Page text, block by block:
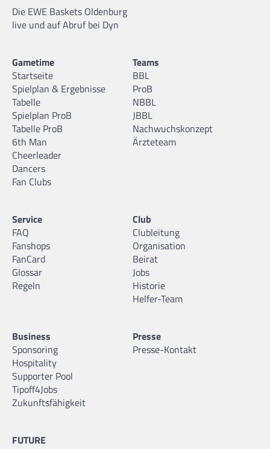
Die EWE Baskets Oldenburg
live und auf Abruf bei Dyn
Gametime
Startseite
Spielplan & Ergebnisse
Tabelle
Spielplan ProB
Tabelle ProB
6th Man
Cheerleader
Dancers
Fan Clubs
Teams
BBL
ProB
NBBL
JBBL
Nachwuchskonzept
Ärzteteam
Service
FAQ
Fanshops
FanCard
Glossar
Regeln
Club
Clubleitung
Organisation
Beirat
Jobs
Historie
Helfer-Team
Business
Sponsoring
Hospitality
Supporter Pool
Tipoff4Jobs
Zukunftsfähigkeit
Presse
Presse-Kontakt
FUTURE